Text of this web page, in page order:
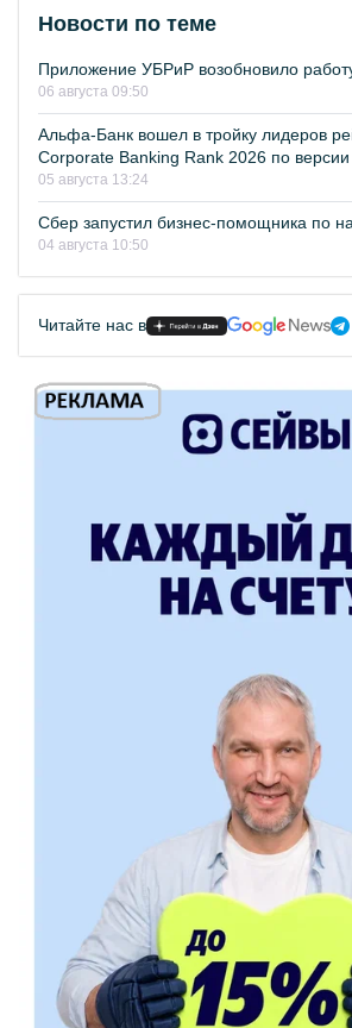
Новости по теме
Приложение УБРиР возобновило
06 августа 09:50
Альфа-Банк вошел в тройку лидеров
Corporate Banking Rank 2026 по
05 августа 13:24
Сбер запустил бизнес-помощника по
04 августа 10:50
Читайте нас в